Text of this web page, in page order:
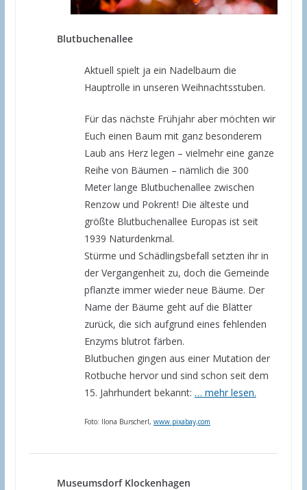
Blutbuchenallee
Aktuell spielt ja ein Nadelbaum die
Hauptrolle in unseren Weihnachtsstuben.
Für das nächste Frühjahr aber möchten wir
Euch einen Baum mit ganz besonderem
Laub ans Herz legen – vielmehr eine ganze
Reihe von Bäumen – nämlich die 300
Meter lange Blutbuchenallee zwischen
Renzow und Pokrent! Die älteste und
größte Blutbuchenallee Europas ist seit
1939 Naturdenkmal.
Stürme und Schädlingsbefall setzten ihr in
der Vergangenheit zu, doch die Gemeinde
pflanzte immer wieder neue Bäume. Der
Name der Bäume geht auf die Blätter
zurück, die sich aufgrund eines fehlenden
Enzyms blutrot färben.
Blutbuchen gingen aus einer Mutation der
Rotbuche hervor und sind schon seit dem
15. Jahrhundert bekannt: … mehr lesen.
Foto: Ilona Burscherl, www.pixabay,com
Museumsdorf Klockenhagen